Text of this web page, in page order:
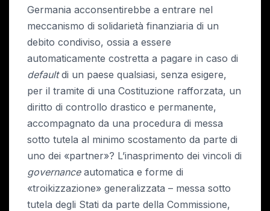
Germania acconsentirebbe a entrare nel
meccanismo di solidarietà finanziaria di un
debito condiviso, ossia a essere
automaticamente costretta a pagare in caso di
defaultdi un paese qualsiasi, senza esigere,
per il tramite di una Costituzione rafforzata, un
diritto di controllo drastico e permanente,
accompagnato da una procedura di messa
sotto tutela al minimo scostamento da parte di
uno dei «partner»? L’inasprimento dei vincoli di
governanceautomatica e forme di
«troikizzazione» generalizzata – messa sotto
tutela degli Stati da parte della Commissione,